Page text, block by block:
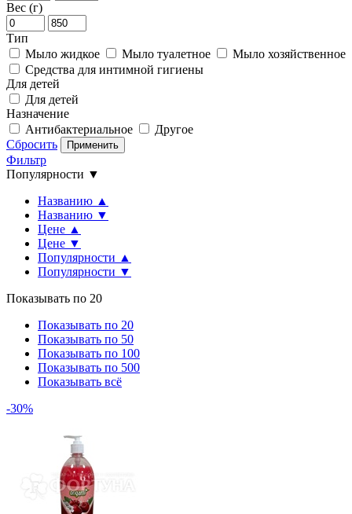
Вес (г)
Тип
Мыло жидкое
Мыло туалетное
Мыло хозяйственное
Средства для интимной гигиены
Для детей
Для детей
Назначение
Антибактериальное
Другое
Сбросить
Применить
Фильтр
Популярности ▼
Названию ▲
Названию ▼
Цене ▲
Цене ▼
Популярности ▲
Популярности ▼
Показывать по 20
Показывать по 20
Показывать по 50
Показывать по 100
Показывать по 500
Показывать всё
-30%